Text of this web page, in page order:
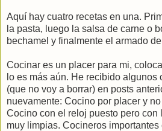
Aquí hay cuatro recetas en una.
la pasta, luego la salsa de carne o
bechamel y finalmente el armado
Cocinar es un placer para mi,
lo es más aún. He recibido algunos
(que no voy a borrar) en posts
nuevamente: Cocino por placer y
Cocino con el reloj puesto pero con
muy limpias. Cocineros importantes